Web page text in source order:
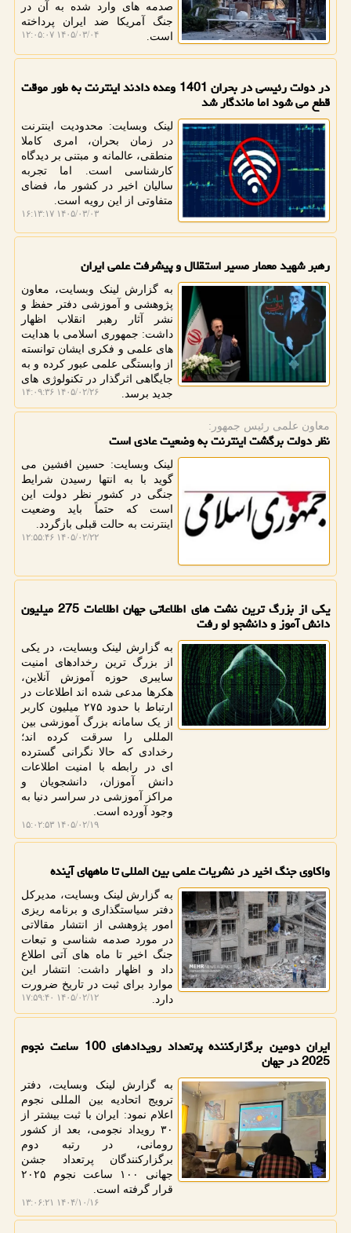
صدمه های وارد شده به آن در
جنگ آمریکا ضد ایران پرداخته
است.
۱۴۰۵/۰۳/۰۴ ۱۲:۰۵:۰۷
در دولت رئیسی در بحران 1401 وعده دادند اینترنت به طور موقت
قطع می شود اما ماندگار شد
لینک وبسایت: محدودیت اینترنت
در زمان بحران، امری کاملا
منطقی، عالمانه و مبتنی بر دیدگاه
کارشناسی است. اما تجربه
سالیان اخیر در کشور ما، فضای
متفاوتی از این رویه است.
۱۴۰۵/۰۳/۰۳ ۱۶:۱۳:۱۷
رهبر شهید معمار مسیر استقلال و پیشرفت علمی ایران
به گزارش لینک وبسایت، معاون
پژوهشی و آموزشی دفتر حفظ و
نشر آثار رهبر انقلاب اظهار
داشت: جمهوری اسلامی با هدایت
های علمی و فکری ایشان توانسته
از وابستگی علمی عبور کرده و به
جایگاهی اثرگذار در تکنولوژی های
جدید برسد.
۱۴۰۵/۰۲/۲۶ ۱۴:۰۹:۳۶
معاون علمی رئیس جمهور:
نظر دولت برگشت اینترنت به وضعیت عادی است
لینک وبسایت: حسین افشین می
گوید با به انتها رسیدن شرایط
جنگی در کشور نظر دولت این
است که حتماً باید وضعیت
اینترنت به حالت قبلی بازگردد.
۱۴۰۵/۰۲/۲۲ ۱۲:۵۵:۴۶
یکی از بزرگ ترین نشت های اطلاعاتی جهان اطلاعات 275 میلیون
دانش آموز و دانشجو لو رفت
به گزارش لینک وبسایت، در یکی
از بزرگ ترین رخدادهای امنیت
سایبری حوزه آموزش آنلاین،
هکرها مدعی شده اند اطلاعات در
ارتباط با حدود ۲۷۵ میلیون کاربر
از یک سامانه بزرگ آموزشی بین
المللی را سرقت کرده اند؛
رخدادی که حالا نگرانی گسترده
ای در رابطه با امنیت اطلاعات
دانش آموزان، دانشجویان و
مراکز آموزشی در سراسر دنیا به
وجود آورده است.
۱۴۰۵/۰۲/۱۹ ۱۵:۰۲:۵۳
واکاوی جنگ اخیر در نشریات علمی بین المللی تا ماههای آینده
به گزارش لینک وبسایت، مدیرکل
دفتر سیاستگذاری و برنامه ریزی
امور پژوهشی از انتشار مقالاتی
در مورد صدمه شناسی و تبعات
جنگ اخیر تا ماه های آتی اطلاع
داد و اظهار داشت: انتشار این
موارد برای ثبت در تاریخ ضرورت
دارد.
۱۴۰۵/۰۲/۱۲ ۱۷:۵۹:۴۰
ایران دومین برگزارکننده پرتعداد رویدادهای 100 ساعت نجوم
2025 در جهان
به گزارش لینک وبسایت، دفتر
ترویج اتحادیه بین المللی نجوم
اعلام نمود: ایران با ثبت بیشتر از
۳۰ رویداد نجومی، بعد از کشور
رومانی، در رتبه دوم
برگزارکنندگان پرتعداد جشن
جهانی ۱۰۰ ساعت نجوم ۲۰۲۵
قرار گرفته است.
۱۴۰۴/۱۰/۱۶ ۱۳:۰۶:۲۱